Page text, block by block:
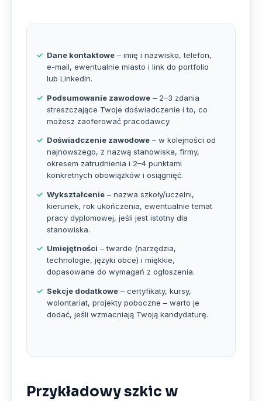
Dane kontaktowe – imię i nazwisko, telefon,
e-mail, ewentualnie miasto i link do portfolio
lub LinkedIn.
Podsumowanie zawodowe – 2–3 zdania
streszczające Twoje doświadczenie i to, co
możesz zaoferować pracodawcy.
Doświadczenie zawodowe – w kolejności od
najnowszego, z nazwą stanowiska, firmy,
okresem zatrudnienia i 2–4 punktami
konkretnych obowiązków i osiągnięć.
Wykształcenie – nazwa szkoły/uczelni,
kierunek, rok ukończenia, ewentualnie temat
pracy dyplomowej, jeśli jest istotny dla
stanowiska.
Umiejętności – twarde (narzędzia,
technologie, języki obce) i miękkie,
dopasowane do wymagań z ogłoszenia.
Sekcje dodatkowe – certyfikaty, kursy,
wolontariat, projekty poboczne – warto je
dodać, jeśli wzmacniają Twoją kandydaturę.
Przykładowy szkic w